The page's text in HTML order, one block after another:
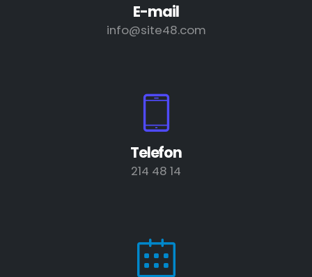
E-mail
info@site48.com
Telefon
214 48 14